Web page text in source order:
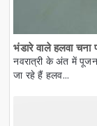
भंडारे वाले हलवा
नवरात्री के अंत में
जा रहे हैं हलव...